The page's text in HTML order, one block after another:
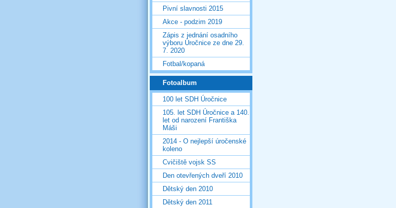
Pivní slavnosti 2015
Akce - podzim 2019
Zápis z jednání osadního
výboru Úročnice ze dne 29.
7. 2020
Fotbal/kopaná
Fotoalbum
100 let SDH Úročnice
105. let SDH Úročnice a 140.
let od narození Františka
Máši
2014 - O nejlepší úročenské
koleno
Cvičiště vojsk SS
Den otevřených dveří 2010
Dětský den 2010
Dětský den 2011